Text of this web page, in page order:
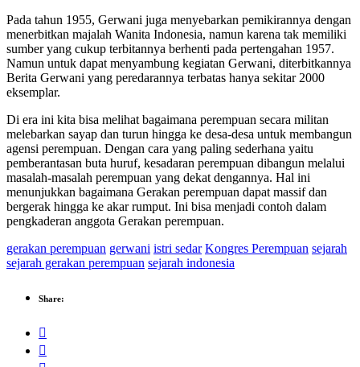
Pada tahun 1955, Gerwani juga menyebarkan pemikirannya dengan
menerbitkan majalah Wanita Indonesia, namun karena tak memiliki
sumber yang cukup terbitannya berhenti pada pertengahan 1957.
Namun untuk dapat menyambung kegiatan Gerwani, diterbitkannya
Berita Gerwani yang peredarannya terbatas hanya sekitar 2000
eksemplar.
Di era ini kita bisa melihat bagaimana perempuan secara militan
melebarkan sayap dan turun hingga ke desa-desa untuk membangun
agensi perempuan. Dengan cara yang paling sederhana yaitu
pemberantasan buta huruf, kesadaran perempuan dibangun melalui
masalah-masalah perempuan yang dekat dengannya. Hal ini
menunjukkan bagaimana Gerakan perempuan dapat massif dan
bergerak hingga ke akar rumput. Ini bisa menjadi contoh dalam
pengkaderan anggota Gerakan perempuan.
gerakan perempuan gerwani istri sedar Kongres Perempuan sejarah
sejarah gerakan perempuan sejarah indonesia
Share: